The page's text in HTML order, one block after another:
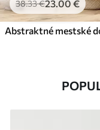
38.33€23.00 €
Abstraktné mestské